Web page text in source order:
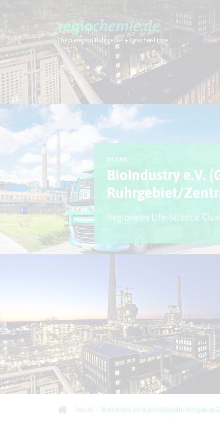
Chemieregion Ruhrgebiet + Emscher-Lippe
Chemieregion
DETAIL
BioIndustry e.V.
Ruhrgebiet/
Regionales Life-Science-
BioIndustry e.V. (Geschäftsstelle Ruhrgebiet/